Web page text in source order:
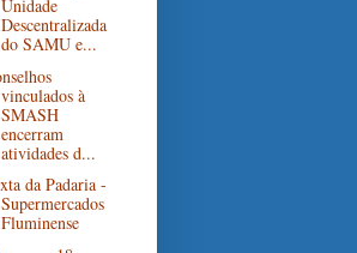
Unidade
Descentralizada
do SAMU e...
vinculados à
SMASH
encerram
atividades d...
da Padaria -
Supermercados
Fluminense